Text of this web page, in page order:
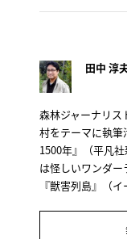
田中 淳
森林ジャーナリス
村をテーマに執
1500年』（平凡
は怪しいワンダー
『獣害列島』（